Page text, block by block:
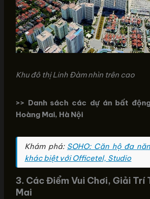
Khu đô thị Linh Đàm nhìn trên cao
>> Danh sách các dự án bất
Hoàng Mai, Hà Nội
Khám phá: SOHO: Căn hộ đa
khác biệt với Officetel, Studio
3. Các Điểm Vui Chơi, Giải Trí
Mai